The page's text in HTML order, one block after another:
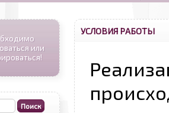
или
УСЛОВИЯ РАБОТЫ